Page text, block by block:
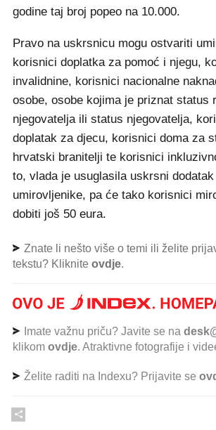
godine taj broj popeo na 10.000.
Pravo na uskrsnicu mogu ostvariti
korisnici doplatka za pomoć i njegu,
invalidnine, korisnici nacionalne
osobe, osobe kojima je priznat status
njegovatelja ili status njegovatelja,
doplatak za djecu, korisnici doma za
hrvatski branitelji te korisnici
to, vlada je usuglasila uskrsni
umirovljenike, pa će tako korisnici
dobiti još 50 eura.
Znate li nešto više o temi ili želite
tekstu? Kliknite ovdje.
Imate važnu priču? Javite se na
klikom ovdje. Atraktivne fotografije i
Želite raditi na Indexu? Prijavite se